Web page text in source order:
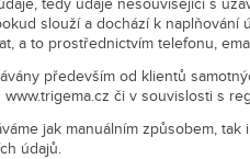
tedy údaje nesouvisející s
slouží a dochází k
a to prostřednictvím telefonu,
především od klientů
či v souvislosti s
jak manuálním způsobem,
údajů.